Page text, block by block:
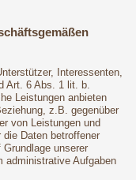
Interessenten,
Art. 6 Abs. 1 lit. b.
Leistungen anbieten
z.B. gegenüber
von Leistungen und
die Daten betroffener
unserer
administrative Aufgaben